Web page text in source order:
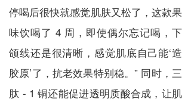
停喝后很快就感觉肌肤又松了，这款果
味饮喝了 4 周，即使偶尔忘记喝，下
颌线还是很清晰，感觉肌底自己能‘造
胶原’了，抗老效果特别稳。” 同时，三
肽 - 1 铜还能促进透明质酸合成，让肌